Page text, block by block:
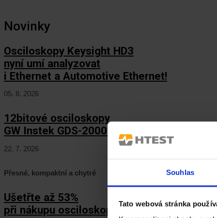
Souhlas
Tato webová stránka
Novinky
Osciloskopy Keysight HD3
nyní umí analyzovat
i Ethernet a Automotive Ethernet!
05. 8. 2026
12bitové osciloskopy
GW Instek GDS-2000HD/HG
22. 7. 2026
Přesné, kompaktní a chytré
Ušetřte až 53%
při nákupu osciloskopů Keysight HD3!